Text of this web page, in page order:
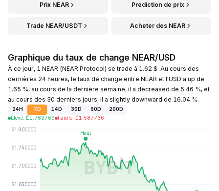
Prix NEAR Prédiction de prix
Trade NEAR/USDT Acheter des NEAR
Graphique du taux de change NEAR/USD
À ce jour, 1 NEAR (NEAR Protocol) se trade à 1.62 $. Au cours des
dernières 24 heures, le taux de change entre NEAR et l'USD a up de
1.65 %, au cours de la dernière semaine, il a decreased de 5.46 %, et
au cours des 30 derniers jours, il a slightly downward de 16.04 %.
24H 7D 14D 30D 60D
200D
Élevé: ₾1.763769 Faible: ₾1.587766